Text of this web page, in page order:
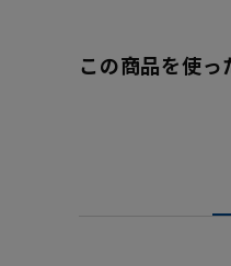
この商品を使っ